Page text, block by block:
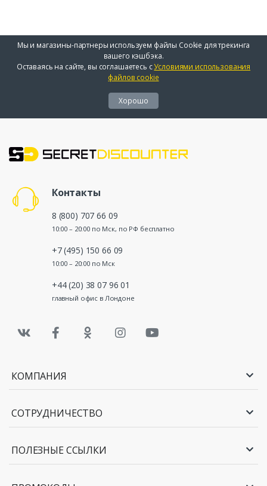
Мы и магазины-партнеры используем файлы Cookie для трекинга
вашего кэшбэка.
Оставаясь на сайте, вы соглашаетесь сУсловиями использования
файлов cookie
Хорошо
Контакты
8 (800) 707 66 09
10:00 – 20:00 по Мск, по РФ бесплатно
+7 (495) 150 66 09
10:00 – 20:00 по Мск
+44 (20) 38 07 96 01
главный офис в Лондоне
КОМПАНИЯ
СОТРУДНИЧЕСТВО
ПОЛЕЗНЫЕ ССЫЛКИ